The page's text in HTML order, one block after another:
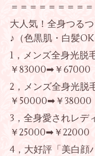
＝＝＝＝＝＝＝＝
大人気！全身つる
♪（色黒肌・白髪OK
1 ，メンズ全身光脱
￥ 83000➡￥ 67000
2 ，メンズ全身光脱
￥ 50000➡￥ 38000
3 ，全身愛されレデ
￥25000➡￥22000
4 ，大好評「美白顔